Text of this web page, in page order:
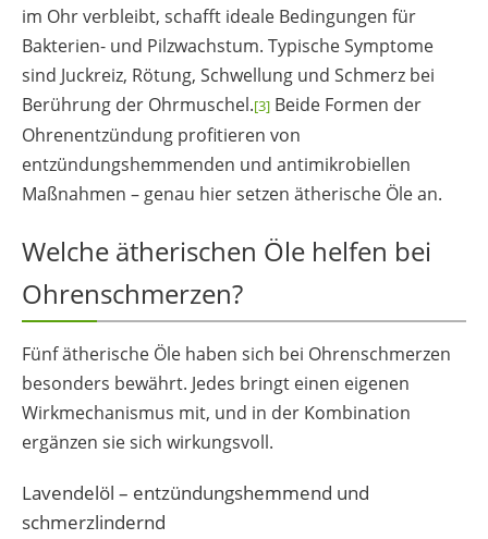
im Ohr verbleibt, schafft ideale Bedingungen für
Bakterien- und Pilzwachstum. Typische Symptome
sind Juckreiz, Rötung, Schwellung und Schmerz bei
Berührung der Ohrmuschel.[3] Beide Formen der
Ohrenentzündung profitieren von
entzündungshemmenden und antimikrobiellen
Maßnahmen – genau hier setzen ätherische Öle an.
Welche ätherischen Öle helfen bei
Ohrenschmerzen?
Fünf ätherische Öle haben sich bei Ohrenschmerzen
besonders bewährt. Jedes bringt einen eigenen
Wirkmechanismus mit, und in der Kombination
ergänzen sie sich wirkungsvoll.
Lavendelöl – entzündungshemmend und
schmerzlindernd